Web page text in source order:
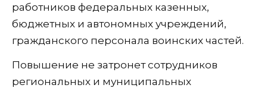
работников федеральных казенных,
бюджетных и автономных учреждений,
гражданского персонала воинских частей.
Повышение не затронет сотрудников
региональных и муниципальных